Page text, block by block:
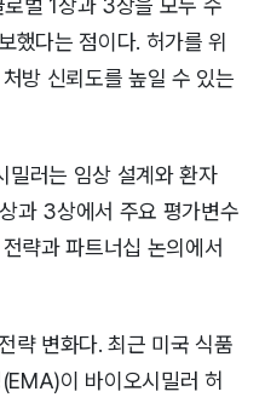
벌 1상과 3상을 모두 수
했다는 점이다. 허가를 위
방 신뢰도를 높일 수 있는
밀러는 임상 설계와 환자
과 3상에서 주요 평가변수
략과 파트너십 논의에서
략 변화다. 최근 미국 식품
이 바이오시밀러 허